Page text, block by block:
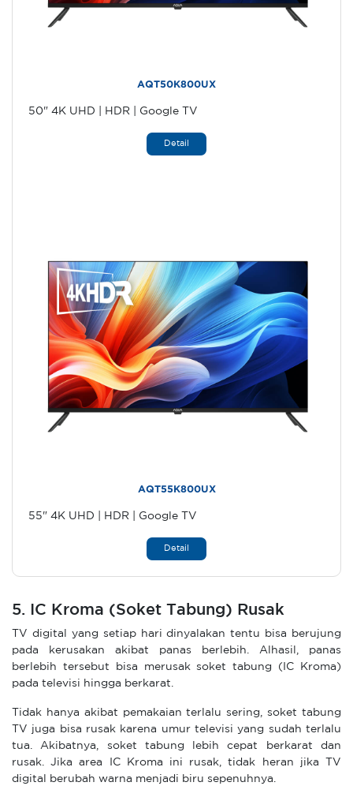
AQT50K800UX
50" 4K UHD | HDR | Google TV
Detail
AQT55K800UX
55" 4K UHD | HDR | Google TV
Detail
5. IC Kroma (Soket Tabung) Rusak
TV digital yang setiap hari dinyalakan tentu bisa berujung
pada kerusakan akibat panas berlebih. Alhasil, panas
berlebih tersebut bisa merusak soket tabung (IC Kroma)
pada televisi hingga berkarat.
Tidak hanya akibat pemakaian terlalu sering, soket tabung
TV juga bisa rusak karena umur televisi yang sudah terlalu
tua. Akibatnya, soket tabung lebih cepat berkarat dan
rusak. Jika area IC Kroma ini rusak, tidak heran jika TV
digital berubah warna menjadi biru sepenuhnya.